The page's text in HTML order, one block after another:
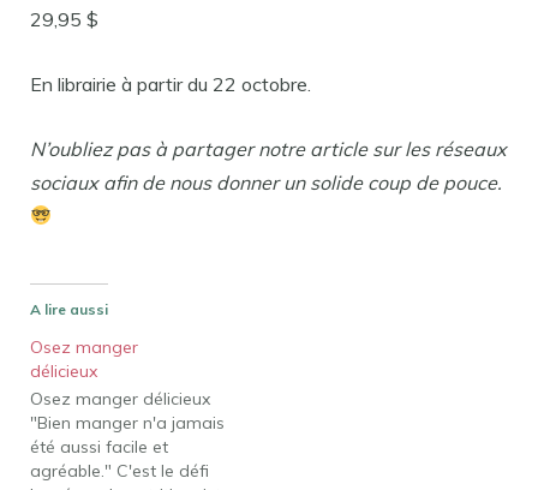
29,95 $
En librairie à partir du 22 octobre.
N’oubliez pas à partager notre article sur les réseaux
sociaux afin de nous donner un solide coup de pouce.
A lire aussi
Osez manger
délicieux
Osez manger délicieux
"Bien manger n'a jamais
été aussi facile et
agréable." C'est le défi